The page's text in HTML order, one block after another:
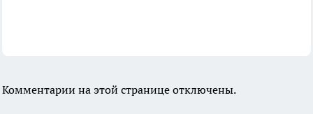
Комментарии на этой странице отключены.